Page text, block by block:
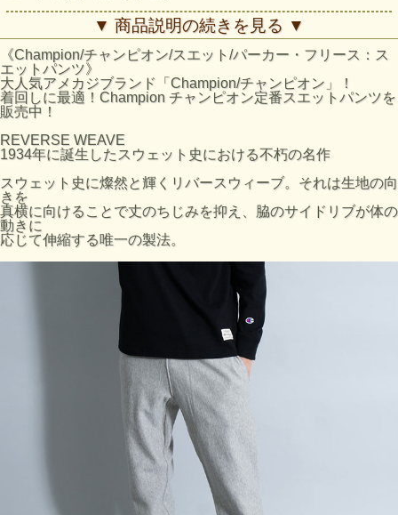
素材10oz 裏毛( コットン100% )
特徴1938年にChampionが特許を取得し、キングオブスウェ
ットと呼ばれる契機となった リバースウィーブ製法
クロッチ部はガゼットリブ仕様
ポケットから下はサイドシーム無し
裾リブ仕様
イ
ズ
上
股下
(cm)
平置
きで
のウ
エス
ト幅
(cm)
幅
平置
の裾
(cm)
ウエ
の目
(cm)
の目
安
(cm)
M 30 67 39
175
69 17.5
71 32 18
・ウエスト、裾はゴム使用。幅×2で周の長さ
・股の付け根部分から、2.5cm下で渡り幅を測っています。
・ウエスト、身長の目安はＪＩＳ規格によるものです。
・実際のサイズと若干の誤差が生じる場合がございます。
・±2cmまでを許容範囲としております。
・洗濯により若干の縮みがございます
・モニタなどの環境によって、写真と実際の商品とは色が多
少異なる場合があります。
▼ 商品説明の続きを見る ▼
《Champion/チャンピオン/スエット/パーカー・フリース：ス
エットパンツ》
大人気アメカジブランド「Champion/チャンピオン」！
着回しに最適！Champion チャンピオン定番スエットパンツを
販売中！
REVERSE WEAVE
1934年に誕生したスウェット史における不朽の名作
スウェット史に燦然と輝くリバースウィーブ。それは生地の向
きを
真横に向けることで丈のちじみを抑え、脇のサイドリブが体の
動きに
応じて伸縮する唯一の製法。